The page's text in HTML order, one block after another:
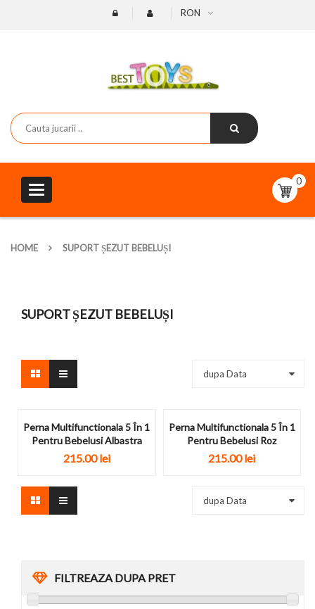
RON
Toggle
navigation
0
HOME SUPORT ȘEZUT BEBELUȘI
FILTREAZA DUPA PRET
SUPORT ȘEZUT BEBELUȘI
dupa Data
Perna Multifunctionala 5 În 1
Pentru Bebelusi Albastra
215.00 lei
Perna Multifunctionala 5 În 1
Pentru Bebelusi Roz
215.00 lei
dupa Data